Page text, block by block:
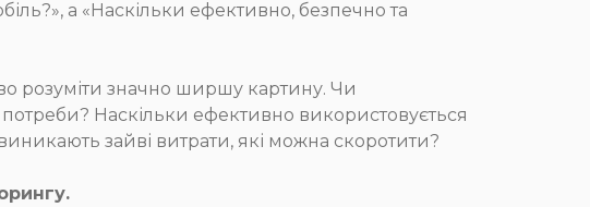
а «Наскільки ефективно, безпечно та
розуміти значно ширшу картину. Чи
Наскільки ефективно використовується
зайві витрати, які можна скоротити?